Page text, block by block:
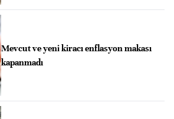
Mevcut ve yeni kiracı enflasyon makası
kapanmadı